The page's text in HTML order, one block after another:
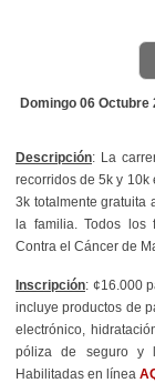
Domingo 06 Octubre
Descripción: La
recorridos de 5k y 10k
3k totalmente gratuita
la familia. Todos los
Contra el Cáncer de
Inscripción: ¢16.000
incluye productos de
electrónico,
póliza de seguro y
Habilitadas en línea